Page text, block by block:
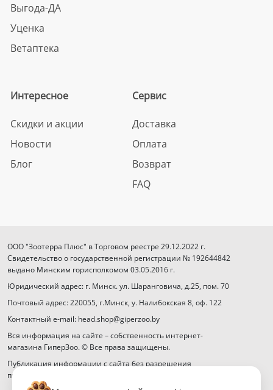
Выгода-ДА
Уценка
Ветаптека
Интересное
Скидки и акции
Новости
Блог
Сервис
Доставка
Оплата
Возврат
FAQ
ООО "Зоотерра Плюс" в Торговом реестре 29.12.2022 г.
Свидетельство о государственной регистрации № 192644842
выдано Минским горисполкомом 03.05.2016 г.
Юридический адрес: г. Минск. ул. Шаранговича, д.25, пом. 70
Почтовый адрес: 220055, г.Минск, у. Налибокская 8, оф. 122
Контактный e-mail: head.shop@giperzoo.by
Вся информация на сайте – собственность интернет-
магазина ГиперЗоо. © Все права защищены.
Публикация информации с сайта без разрешения
правообладателя запрещена.